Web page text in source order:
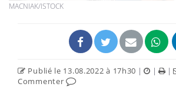
MACNIAK/ISTOCK
Publié le 13.08.2022 à 17h30 | | |
Commenter